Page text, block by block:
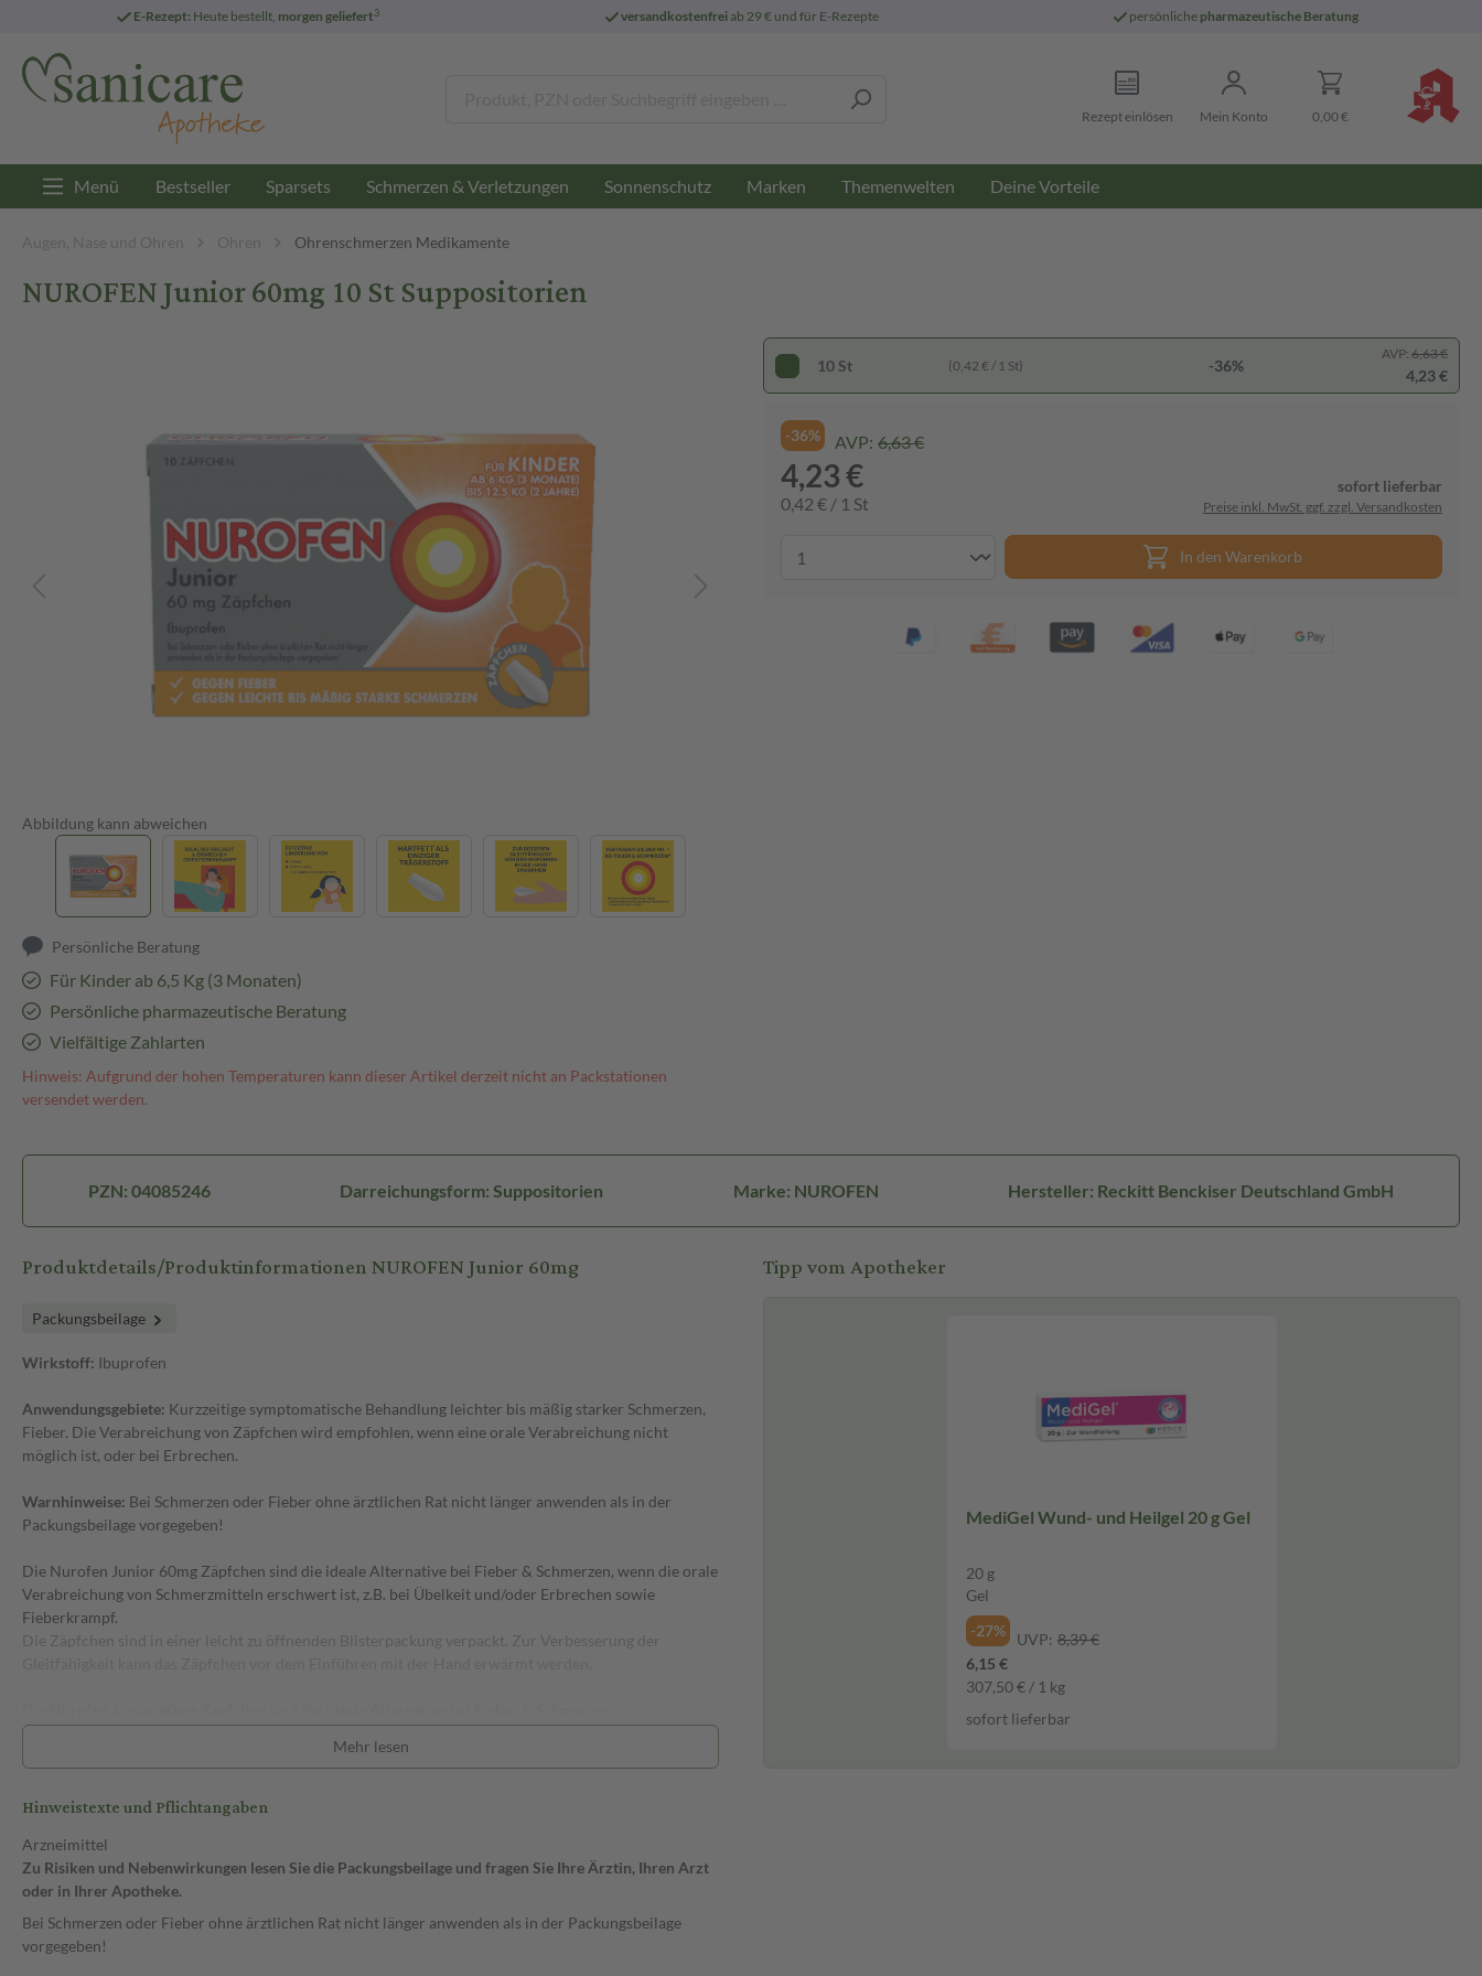
E-Rezept: Heute bestellt, morgen geliefert3 versandkostenfreiab 29 € und für E-Rezepte persönliche pharmazeutische Beratung
Rezept einlösen Mein Konto 0,00 €
Menü Bestseller Sparsets Schmerzen & Verletzungen Sonnenschutz Marken Themenwelten Deine Vorteile
Augen, Nase und Ohren Ohren Ohrenschmerzen Medikamente
NUROFEN Junior 60mg 10 St Suppositorien
Abbildung kann abweichen
Persönliche Beratung
Für Kinder ab 6,5 Kg (3 Monaten)
Persönliche pharmazeutische Beratung
Vielfältige Zahlarten
Hinweis: Aufgrund der hohen Temperaturen kann dieser Artikel derzeit nicht an Packstationen
versendet werden.
10 St (0,42 € / 1 St) -36%
AVP: 6,63 €
4,23 €
-36% AVP: 6,63 €
4,23 €
0,42 € / 1 St
sofort lieferbar
Preise inkl. MwSt. ggf. zzgl. Versandkosten
In den Warenkorb
PZN: 04085246 Darreichungsform: Suppositorien Marke: NUROFEN Hersteller: Reckitt Benckiser Deutschland GmbH
Produktdetails/Produktinformationen NUROFEN Junior 60mg
Packungsbeilage
Wirkstoff: Ibuprofen
Anwendungsgebiete: Kurzzeitige symptomatische Behandlung leichter bis mäßig starker Schmerzen,
Fieber. Die Verabreichung von Zäpfchen wird empfohlen, wenn eine orale Verabreichung nicht
möglich ist, oder bei Erbrechen.
Warnhinweise: Bei Schmerzen oder Fieber ohne ärztlichen Rat nicht länger anwenden als in der
Packungsbeilage vorgegeben!
Die Nurofen Junior 60mg Zäpfchen sind die ideale Alternative bei Fieber & Schmerzen, wenn die orale
Verabreichung von Schmerzmitteln erschwert ist, z.B. bei Übelkeit und/oder Erbrechen sowie
Fieberkrampf.
Die Zäpfchen sind in einer leicht zu öffnenden Blisterpackung verpackt. Zur Verbesserung der
• Ideal bei Übelkeit und/oder Erbrechen sowie Fieberkrampf
• Bei Fieber & leichten bis mäßigen Schmerzen, z.B. Zahnungsschmerzen
• Hartfett als einziger Trägerstoff
Produktvorteile:
- ideal bei Übelkeit und Erbrechen oder Fieberkrampf
- effektive Linderung von Fieber und Schmerzen (z.B. Zahnen)
- Haftfett als einziger Trägerstoff
- zur besseren Gleitfähigkeit vor dem Einführen in der Hand erwärmen
Mehr lesen
Hinweistexte und Pflichtangaben
Arzneimittel
Zu Risiken und Nebenwirkungen lesen Sie die Packungsbeilage und fragen Sie Ihre Ärztin, Ihren Arzt
oder in Ihrer Apotheke.
Bei Schmerzen oder Fieber ohne ärztlichen Rat nicht länger anwenden als in der Packungsbeilage
vorgegeben!
Tipp vom Apotheker
MediGel Wund- und Heilgel 20 g Gel
20 g
Gel
-27%
UVP: 8,39 €
6,15 €
307,50 € / 1 kg
sofort lieferbar